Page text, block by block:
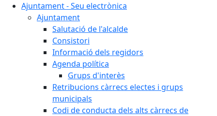
Ajuntament - Seu electrònica
Ajuntament
Salutació de l'alcalde
Consistori
Informació dels regidors
Agenda política
Grups d'interès
Retribucions càrrecs electes i grups
municipals
Codi de conducta dels alts càrrecs de